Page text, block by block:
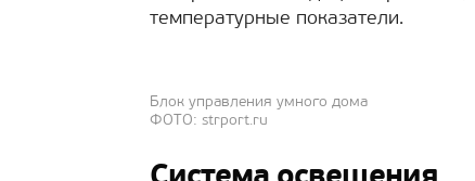
температурные показатели.
Блок управления умного дома
ФОТО: strport.ru